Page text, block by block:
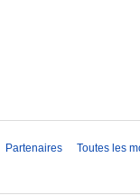
Partenaires Toutes les